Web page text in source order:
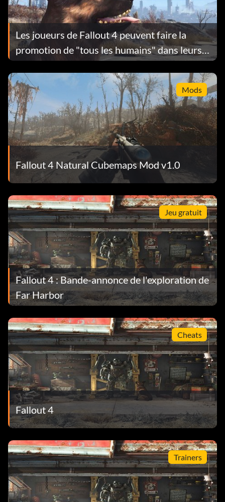
Les joueurs de Fallout 4 peuvent faire la
promotion de "tous les humains" dans leurs
12 compagnons
Mods
Fallout 4 Natural Cubemaps Mod v1.0
Jeu gratuit
Fallout 4 : Bande-annonce de l'exploration de
Far Harbor
Cheats
Fallout 4
Trainers